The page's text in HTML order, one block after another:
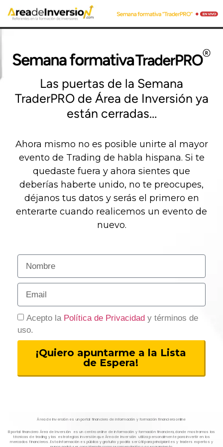
Las puertas de la Semana
TraderPRO de Área de Inversión ya
están cerradas…
Ahora mismo no es posible unirte al mayor
evento de Trading de habla hispana. Si te
quedaste fuera y ahora sientes que
deberías haberte unido, no te preocupes,
déjanos tus datos y serás el primero en
enterarte cuando realicemos un evento de
nuevo.
Acepto la Política de Privacidad y términos de
uso.
¡Quiero apuntarme a la Lista
de Espera!
Área de Inversión es un portal financiero de información y formación financiera online
El portal financiero Área de Inversión es un centro online de información y formación financiera, donde mostramos las
técnicas de trading y las estrategias inversión que Área de Inversión utiliza personalmente para invertir en los
mercados financieros. Esta Información es pública y gratuita y podría ser útil para principiantes y traders expertos y